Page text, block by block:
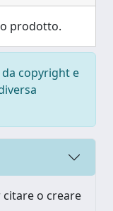
prodotto.
copyright e
o creare